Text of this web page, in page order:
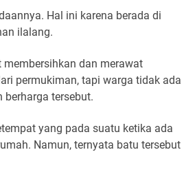
Hal ini karena berada di
ilalang.
dan merawat
permukiman, tapi warga tidak ada
tersebut.
yang pada suatu ketika ada
Namun, ternyata batu tersebut